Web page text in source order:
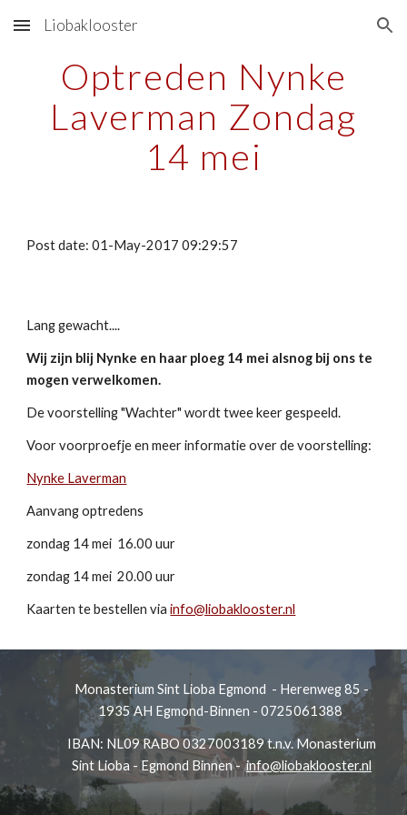
Skip to main content Skip to navigation
Liobaklooster
Optreden Nynke
Laverman Zondag
14 mei
Post date: 01-May-2017 09:29:57
Lang gewacht....
Wij zijn blij Nynke en haar ploeg 14 mei alsnog bij ons te
mogen verwelkomen.
De voorstelling "Wachter" wordt twee keer gespeeld.
Voor voorproefje en meer informatie over de voorstelling:
Nynke Laverman
Aanvang optredens
zondag 14 mei 16.00 uur
zondag 14 mei 20.00 uur
Kaarten te bestellen viainfo@liobaklooster.nl
Monasterium Sint Lioba Egmond - Herenweg 85 -
1935 AH Egmond-Binnen - 0725061388
IBAN: NL09 RABO 0327003189 t.n.v. Monasterium
Sint Lioba - Egmond Binnen -info@liobaklooster.nl